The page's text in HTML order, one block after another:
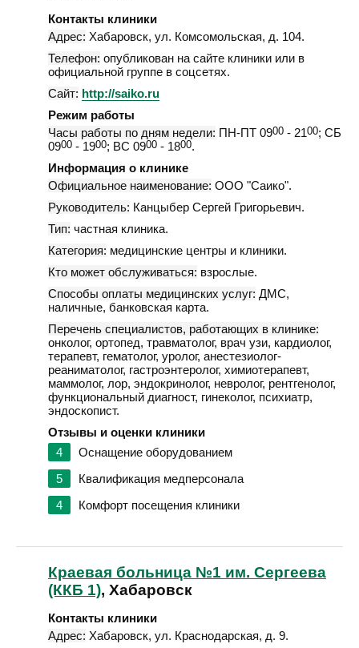
Контакты клиники
Адрес: Хабаровск, ул. Комсомольская, д. 104.
Телефон: опубликован на сайте клиники или в
официальной группе в соцсетях.
Сайт: http://saiko.ru
Режим работы
Часы работы по дням недели: ПН-ПТ 0900 - 2100; СБ
0900 - 1900; ВС 0900 - 1800.
Информация о клинике
Официальное наименование: ООО "Саико".
Руководитель: Канцыбер Сергей Григорьевич.
Тип: частная клиника.
Категория: медицинские центры и клиники.
Кто может обслуживаться: взрослые.
Способы оплаты медицинских услуг: ДМС,
наличные, банковская карта.
Перечень специалистов, работающих в клинике:
онколог, ортопед, травматолог, врач узи, кардиолог,
терапевт, гематолог, уролог, анестезиолог-
реаниматолог, гастроэнтеролог, химиотерапевт,
маммолог, лор, эндокринолог, невролог, рентгенолог,
функциональный диагност, гинеколог, психиатр,
эндоскопист.
Отзывы и оценки клиники
4
Оснащение оборудованием
5
Квалификация медперсонала
4
Комфорт посещения клиники
Краевая больница №1 им. Сергеева
(ККБ 1), Хабаровск
Контакты клиники
Адрес: Хабаровск, ул. Краснодарская, д. 9.